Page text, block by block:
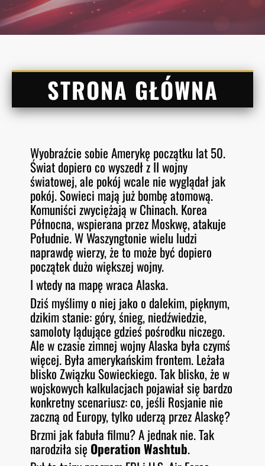
STRONA GŁÓWNA
Wyobraźcie sobie Amerykę początku lat 50.
Świat dopiero co wyszedł z II wojny
światowej, ale pokój wcale nie wyglądał jak
pokój. Sowieci mają już bombę atomową.
Komuniści zwyciężają w Chinach. Korea
Północna, wspierana przez Moskwę, atakuje
Południe. W Waszyngtonie wielu ludzi
naprawdę wierzy, że to może być dopiero
początek dużo większej wojny.
I wtedy na mapę wraca Alaska.
Dziś myślimy o niej jako o dalekim, pięknym,
dzikim stanie: góry, śnieg, niedźwiedzie,
samoloty lądujące gdzieś pośrodku niczego.
Ale w czasie zimnej wojny Alaska była czymś
więcej. Była amerykańskim frontem. Leżała
blisko Związku Sowieckiego. Tak blisko, że w
wojskowych kalkulacjach pojawiał się bardzo
konkretny scenariusz: co, jeśli Rosjanie nie
zaczną od Europy, tylko uderzą przez Alaskę?
Brzmi jak fabuła filmu? A jednak nie. Tak
narodziła się Operation Washtub.